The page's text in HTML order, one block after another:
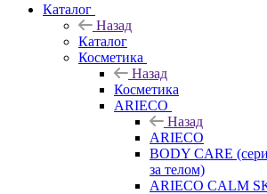
Каталог
Назад
Каталог
Косметика
Назад
Косметика
ARIECO
Назад
ARIECO
BODY CARE
за телом)
ARIECO CALM